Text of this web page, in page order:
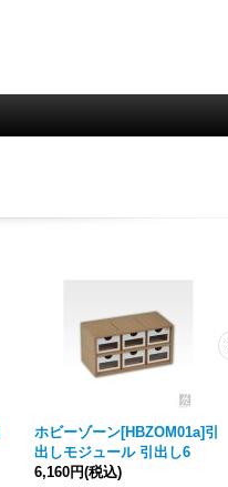
ホビーゾーン[HBZOM01a]引
出しモジュール 引出し6
6,160円(税込)